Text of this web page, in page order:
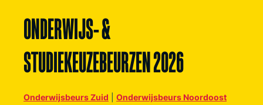
ONDERWIJS- &
STUDIEKEUZEBEURZEN 2026
Onderwijsbeurs Zuid
Onderwijsbeurs Noordoost